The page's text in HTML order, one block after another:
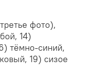
фото),
14)
тёмно-синий,
19) сизое